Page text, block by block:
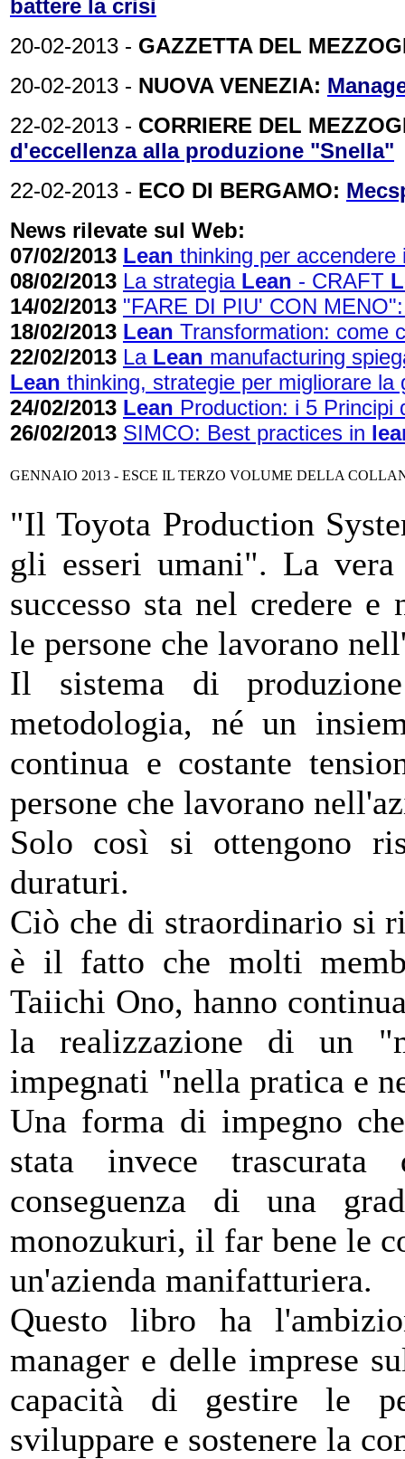
battere la crisi
20-02-2013 - GAZZETTA DEL
20-02-2013 - NUOVA VENEZIA:
22-02-2013 - CORRIERE DEL
d'eccellenza alla produzione "Snella"
22-02-2013 - ECO DI BERGAMO:
News rilevate sul Web:
07/02/2013 Lean thinking per
08/02/2013 La strategia Lean - CRAFT
14/02/2013 "FARE DI PIU' CON
18/02/2013 Lean Transformation: come
22/02/2013 La Lean manufacturing
Lean thinking, strategie per migliorare
24/02/2013 Lean Production: i 5 Principi
26/02/2013 SIMCO: Best practices in
GENNAIO 2013 - ESCE IL TERZO VOLUME DELLA
"Il Toyota Production
gli esseri umani". La
successo sta nel credere
le persone che lavorano
Il sistema di
metodologia, né un
continua e costante
persone che lavorano
Solo così si ottengono
duraturi.
Ciò che di straordinario si
è il fatto che molti
Taiichi Ono, hanno
la realizzazione di un
impegnati "nella pratica e
Una forma di impegno
stata invece
conseguenza di una
monozukuri, il far bene le
un'azienda manifatturiera.
Questo libro ha
manager e delle imprese
capacità di gestire le
sviluppare e sostenere la